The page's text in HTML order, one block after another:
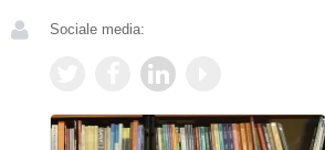
Sociale media: